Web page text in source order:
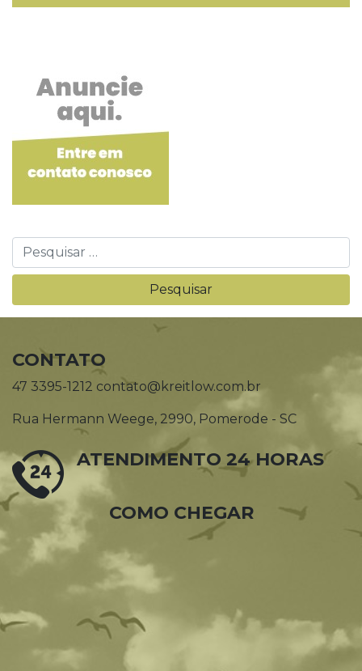
CONTATO
47 3395-1212 contato@kreitlow.com.br
Rua Hermann Weege, 2990, Pomerode - SC
ATENDIMENTO 24 HORAS
COMO CHEGAR